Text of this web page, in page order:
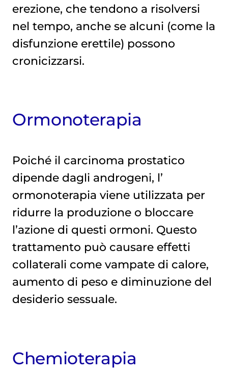
erezione, che tendono a risolversi
nel tempo, anche se alcuni (come la
disfunzione erettile) possono
cronicizzarsi.
Ormonoterapia
Poiché il carcinoma prostatico
dipende dagli androgeni, l’
ormonoterapia viene utilizzata per
ridurre la produzione o bloccare
l’azione di questi ormoni. Questo
trattamento può causare effetti
collaterali come vampate di calore,
aumento di peso e diminuzione del
desiderio sessuale.
Chemioterapia